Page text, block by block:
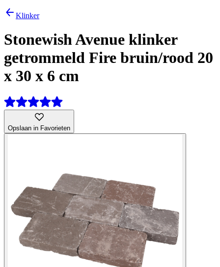
Klinker
Stonewish Avenue klinker
getrommeld Fire bruin/rood 20
x 30 x 6 cm
Opslaan in Favorieten